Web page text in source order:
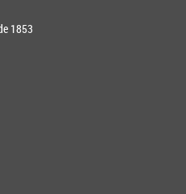
1853